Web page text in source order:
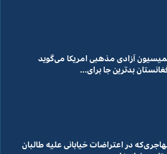
آزادی مذهبی امریکا می‌گوید
بدترین جا برای...
در اعتراضات خیابانی علیه طالبان